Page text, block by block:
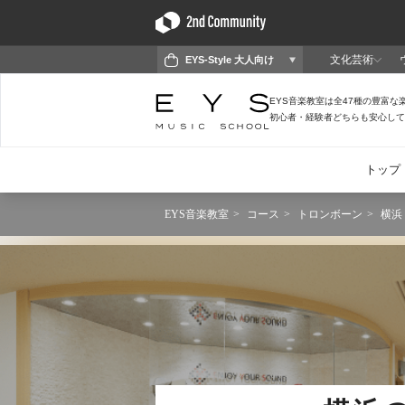
EYS音楽教室 コース トロンボーン 横浜